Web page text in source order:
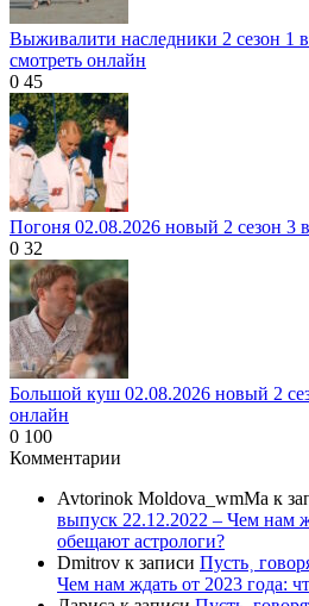
Выживалити наследники 2 сезон 1
смотреть онлайн
0 45
Погоня 02.08.2026 новый 2 сезон 3
0 32
Большой куш 02.08.2026 новый 2
онлайн
0 100
Комментарии
Avtorinok Moldova_wmMa к
выпуск 22.12.2022 – Чем нам
обещают астрологи?
Dmitrov к записи Пусть˲
Чем нам ждать от 2023 года: